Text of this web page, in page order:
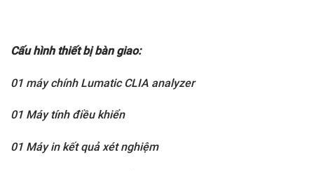
Cấu hình thiết bị bàn giao:
01 máy chính Lumatic CLIA analyzer
01 Máy tính điều khiển
01 Máy in kết quả xét nghiệm